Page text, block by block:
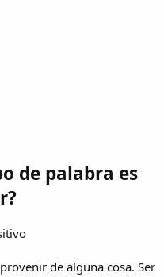
de palabra es
de alguna cosa. Ser